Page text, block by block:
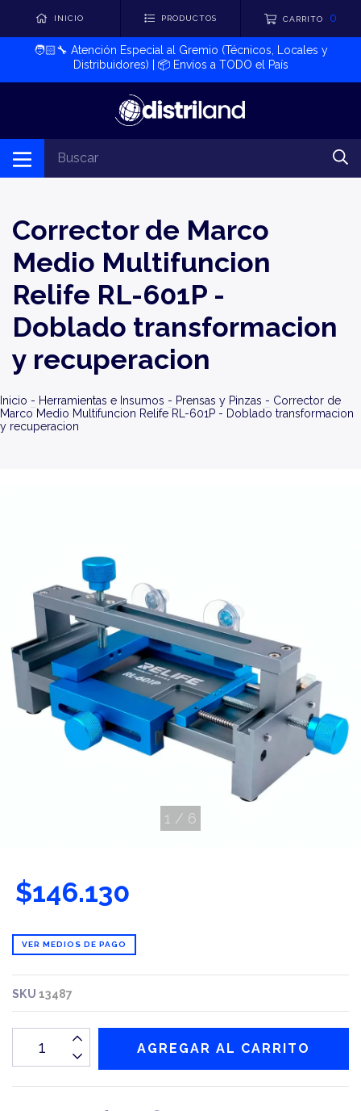
INICIO PRODUCTOS CARRITO 0
🧑🏻‍🔧​ Atención Especial al Gremio (Técnicos, Locales y
Distribuidores) | 📦​ Envíos a TODO el País
Corrector de Marco
Medio Multifuncion
Relife RL-601P -
Doblado transformacion
y recuperacion
Inicio - Herramientas e Insumos - Prensas y Pinzas - Corrector de
Marco Medio Multifuncion Relife RL-601P - Doblado transformacion
y recuperacion
1 / 6
$146.130
VER MEDIOS DE PAGO
SKU13487